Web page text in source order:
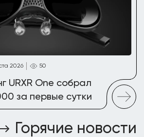
2026 50
URXR One собрал
за первые сутки
Горячие новости